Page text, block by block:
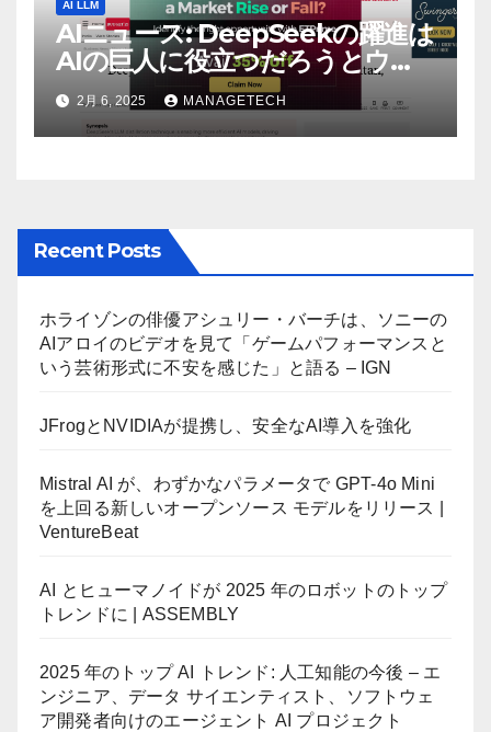
AI LLM
AIニュース: DeepSeekの躍進は
AIの巨人に役立つだろうとウォ
ール街のアナリストが語る –
The Economic Times
2月 6, 2025 MANAGETECH
Recent Posts
ホライゾンの俳優アシュリー・バーチは、ソニーの
AIアロイのビデオを見て「ゲームパフォーマンスと
いう芸術形式に不安を感じた」と語る – IGN
JFrogとNVIDIAが提携し、安全なAI導入を強化
Mistral AI が、わずかなパラメータで GPT-4o Mini
を上回る新しいオープンソース モデルをリリース |
VentureBeat
AI とヒューマノイドが 2025 年のロボットのトップ
トレンドに | ASSEMBLY
2025 年のトップ AI トレンド: 人工知能の今後 – エ
ンジニア、データ サイエンティスト、ソフトウェ
ア開発者向けのエージェント AI プロジェクト